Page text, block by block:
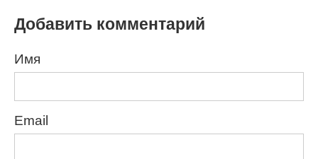
Добавить комментарий
Имя
Email